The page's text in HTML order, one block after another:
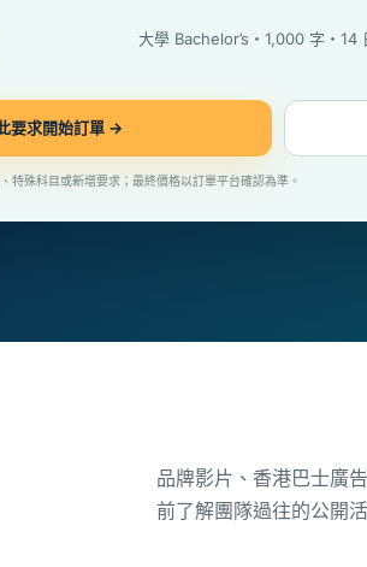
大學 Bachelor’s・1,000 字・14
要求開始訂單 →
特殊科目或新增要求；最終價格以訂單平台確認為準。
品牌影片、香港巴士廣
前了解團隊過往的公開